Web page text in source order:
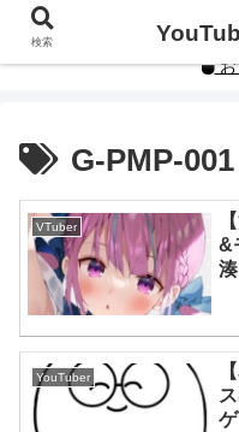
YouTuberや人気イン
お
G-PMP-001
VTuber
&
YouTuber
検索